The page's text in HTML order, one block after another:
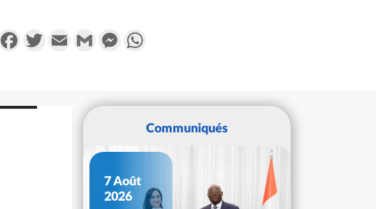
PartagerFacebookTwitterEmail Gmail Messenger
Communiqués
7 Août
2026